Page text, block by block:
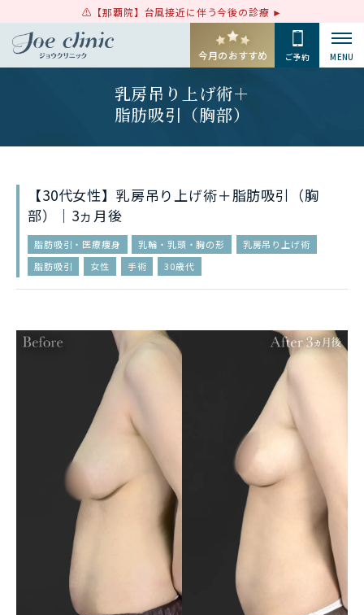
【那覇院】台風接近に伴う今後の診療
今月のおすすめ ご予約 MENU
乳房吊り上げ術＋
脂肪吸引（胸部）
【30代女性】乳房吊り上げ術＋脂肪吸引（胸
部）｜3ヵ月後
脂肪吸引・医療痩身 乳輪・乳頭・胸の形
乳房吊り上げ術
脂肪吸引
女性 手術 30歳代